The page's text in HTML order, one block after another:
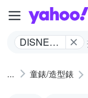
DISNEY
童錶/造型錶